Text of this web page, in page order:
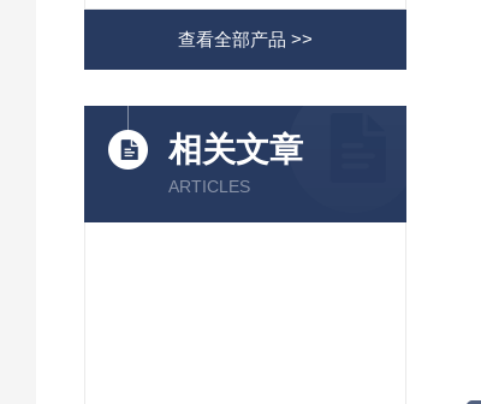
查看全部产品 >>
相关文章
ARTICLES